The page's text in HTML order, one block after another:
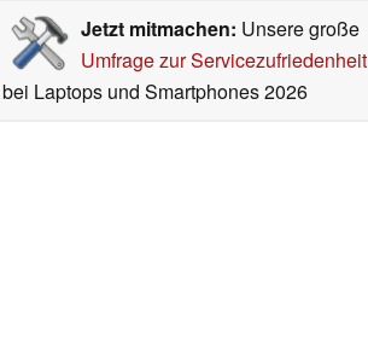
Jetzt mitmachen: Unsere große
Umfrage zur Servicezufriedenheit
bei Laptops und Smartphones 2026